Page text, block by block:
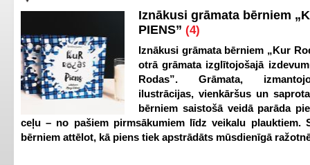
Iznākusi grāmata bērniem
PIENS” (4)
Iznākusi grāmata bērniem „Kur
otrā grāmata izglītojošajā
Rodas”. Grāmata,
ilustrācijas, vienkāršus un
bērniem saistošā veidā parāda
ceļu – no pašiem pirmsākumiem līdz veikalu plauktiem.
bērniem attēlot, kā piens tiek apstrādāts mūsdienīgā